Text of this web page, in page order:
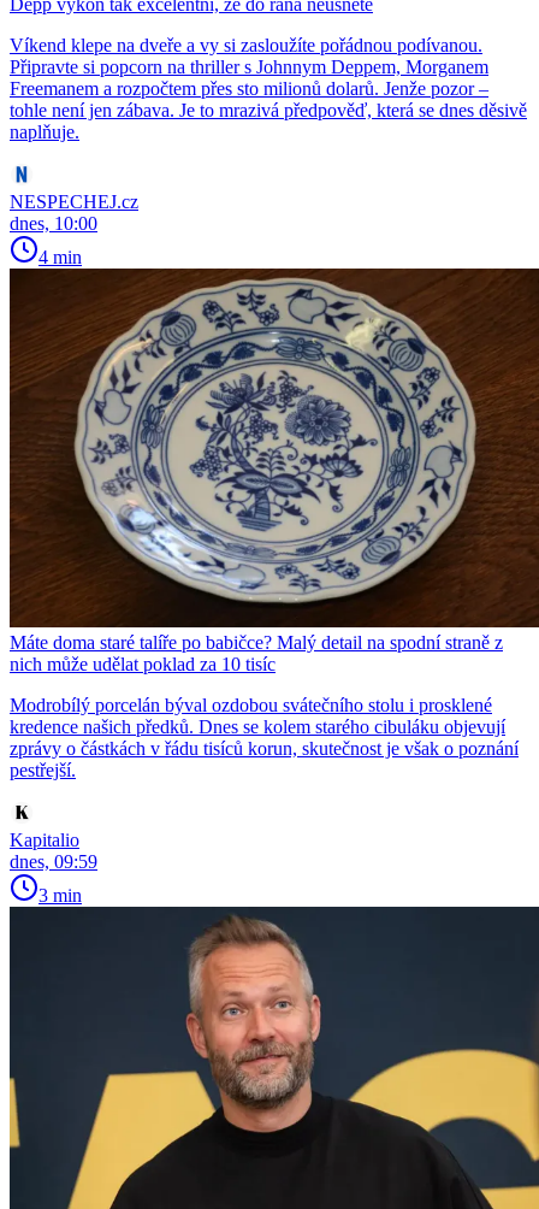
Víkend klepe na dveře a vy si zasloužíte pořádnou podívanou.
Připravte si popcorn na thriller s Johnnym Deppem, Morganem
Freemanem a rozpočtem přes sto milionů dolarů. Jenže pozor –
tohle není jen zábava. Je to mrazivá předpověď, která se dnes děsivě
naplňuje.
NESPECHEJ.cz
dnes, 10:00
4 min
Máte doma staré talíře po babičce? Malý detail na spodní straně z
nich může udělat poklad za 10 tisíc
Modrobílý porcelán býval ozdobou svátečního stolu i prosklené
kredence našich předků. Dnes se kolem starého cibuláku objevují
zprávy o částkách v řádu tisíců korun, skutečnost je však o poznání
pestřejší.
Kapitalio
dnes, 09:59
3 min